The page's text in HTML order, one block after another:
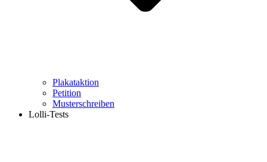
Plakataktion
Petition
Musterschreiben
Lolli-Tests